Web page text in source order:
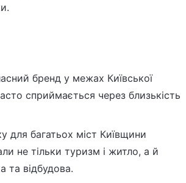
бренд у межах Київської
сприймається через близькість
для багатьох міст Київщини
не тільки туризм і житло, а й
та відбудова.